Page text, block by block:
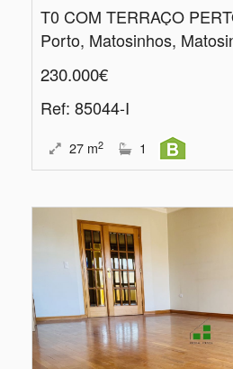
230.000€
Ref: 85044-I
27 m2 1